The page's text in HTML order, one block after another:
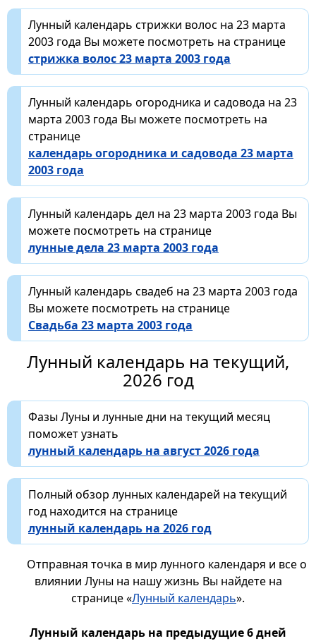
Лунный календарь стрижки волос на 23 марта
2003 года Вы можете посмотреть на странице
стрижка волос 23 марта 2003 года
Лунный календарь огородника и садовода на 23
марта 2003 года Вы можете посмотреть на
странице
календарь огородника и садовода 23 марта
2003 года
Лунный календарь дел на 23 марта 2003 года Вы
можете посмотреть на странице
лунные дела 23 марта 2003 года
Лунный календарь свадеб на 23 марта 2003 года
Вы можете посмотреть на странице
Свадьба 23 марта 2003 года
Лунный календарь на текущий,
2026 год
Фазы Луны и лунные дни на текущий месяц
поможет узнать
лунный календарь на август 2026 года
Полный обзор лунных календарей на текущий
год находится на странице
лунный календарь на 2026 год
Отправная точка в мир лунного календаря и все о
влиянии Луны на нашу жизнь Вы найдете на
странице «Лунный календарь».
Лунный календарь на предыдущие 6 дней